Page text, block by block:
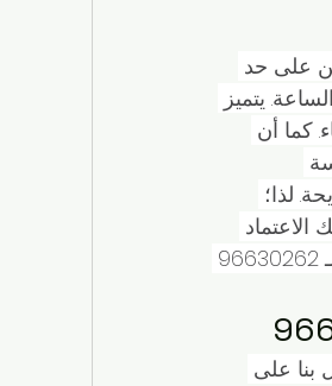
على حد
الساعة. يتميز
كما أن
لذا؛
بنا على